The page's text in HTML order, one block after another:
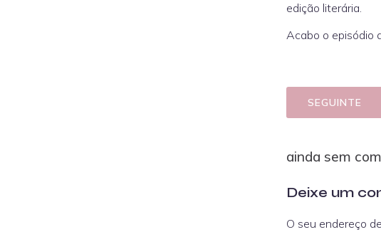
edição literária.
Acabo o episódio
SEGUINTE
ainda sem
Deixe um
O seu endereço